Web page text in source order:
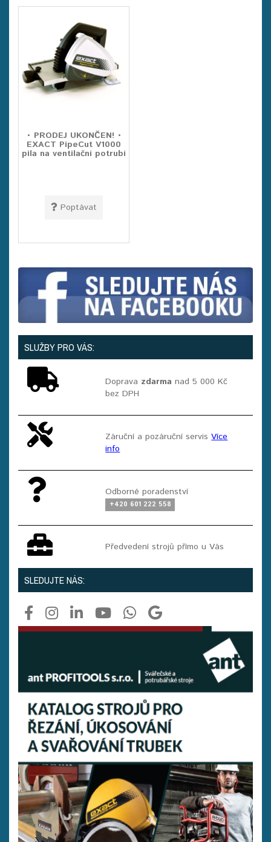
• PRODEJ UKONČEN! •
EXACT PipeCut V1000
pila na ventilační potrubí
Poptávat
SLUŽBY PRO VÁS:
Doprava zdarma nad 5 000 Kč
bez DPH
Záruční a pozáruční servisVíce
info
Odborné poradenství
+420 601 222 558
Předvedení strojů přímo u Vás
SLEDUJTE NÁS: